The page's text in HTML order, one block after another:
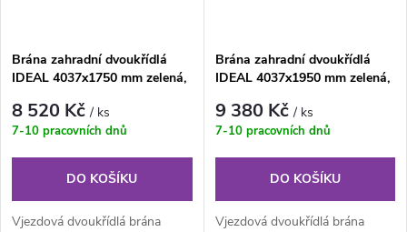
Brána zahradní dvoukřídlá
IDEAL 4037x1750 mm zelená,
8 520 Kč/ ks
7-10 pracovních dnů
DO KOŠÍKU
Vjezdová dvoukřídlá brána
Brána zahradní dvoukřídlá
IDEAL 4037x1950 mm zelená,
9 380 Kč/ ks
7-10 pracovních dnů
DO KOŠÍKU
Vjezdová dvoukřídlá brána